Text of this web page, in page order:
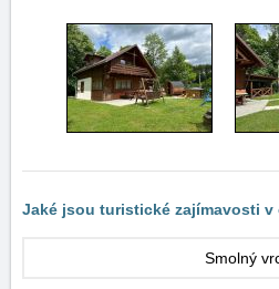
Jaké jsou turistické zajímavosti v
Smolný